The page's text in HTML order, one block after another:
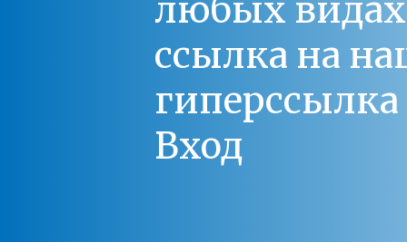
любых
ссылка на
Вход